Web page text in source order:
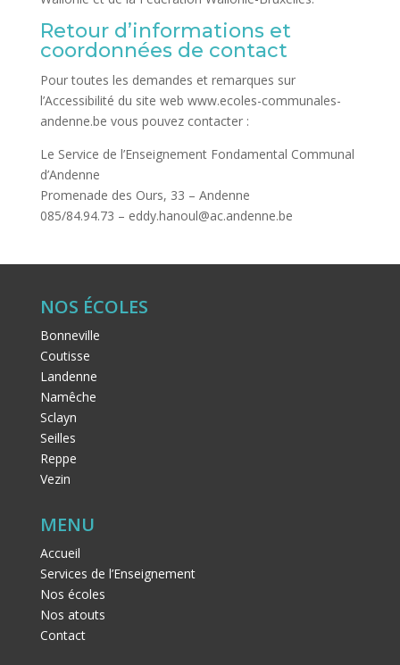
Retour d’informations et
coordonnées de contact
Pour toutes les demandes et remarques sur
l’Accessibilité du site web www.ecoles-communales-
andenne.be vous pouvez contacter :
Le Service de l’Enseignement Fondamental Communal
d’Andenne
Promenade des Ours, 33 – Andenne
085/84.94.73 – eddy.hanoul@ac.andenne.be
NOS ÉCOLES
Bonneville
Coutisse
Landenne
Namêche
Sclayn
Seilles
Reppe
Vezin
MENU
Accueil
Services de l’Enseignement
Nos écoles
Nos atouts
Contact